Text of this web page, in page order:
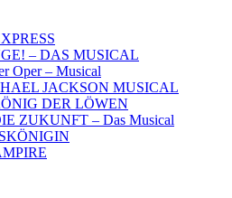
– DAS MUSICAL
Oper – Musical
JACKSON MUSICAL
DER LÖWEN
ZUKUNFT – Das Musical